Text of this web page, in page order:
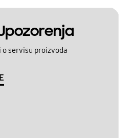
servisu proizvoda